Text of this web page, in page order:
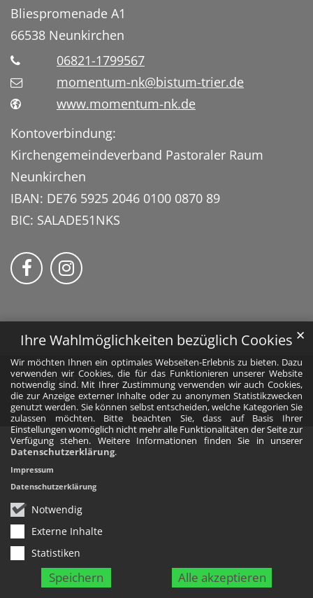
Ihre Wahlmöglichkeiten bezüglich Cookies
Wir möchten Ihnen ein optimales Webseiten-Erlebnis zu bieten. Dazu
verwenden wir Cookies, die für das Funktionieren unserer Website
notwendig sind. Mit Ihrer Zustimmung verwenden wir auch Cookies,
die zur Anzeige externer Inhalte oder zu anonymen Statistikzwecken
genutzt werden. Sie können selbst entscheiden, welche Kategorien Sie
zulassen möchten. Bitte beachten Sie, dass auf Basis Ihrer
Einstellungen womöglich nicht mehr alle Funktionalitäten der Seite zur
Verfügung stehen. Weitere Informationen finden Sie in unserer
Datenschutzerklärung.
Notwendig
Externe Inhalte
Statistiken
Speichern Alle akzeptieren
✕
Impressum
Datenschutzerklärung
Bliespromenade A1
66538 Neunkirchen
06821-1799567
momentum-nk@bistum-trier.de
www.momentum-nk.de
Kontoverbindung:
Kirchengemeindeverband Pastoraler Raum
Neunkirchen
IBAN: DE76 5925 2046 0100 0870 89
BIC: SALADE51NKS
momentum – Kirche am Center auf
Bmomentum – Kirche am Center
© Bistum Trier
Impressum
Datenschutzerklärung